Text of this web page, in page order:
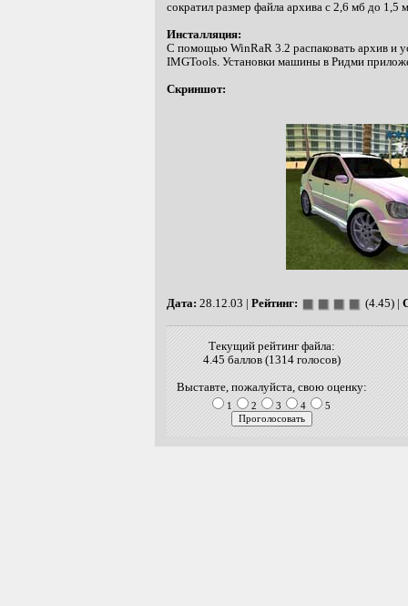
сократил размер файла архива с 2,6 мб до 1,5
Инсталляция:
С помощью WinRaR 3.2 распаковать архив и
IMGTools. Установки машины в Ридми
Скриншот:
Дата: 28.12.03 | Рейтинг: (4.45) |
Текущий рейтинг файла:
4.45 баллов (1314 голосов)
Выставте, пожалуйста, свою оценку:
1 2 3 4 5